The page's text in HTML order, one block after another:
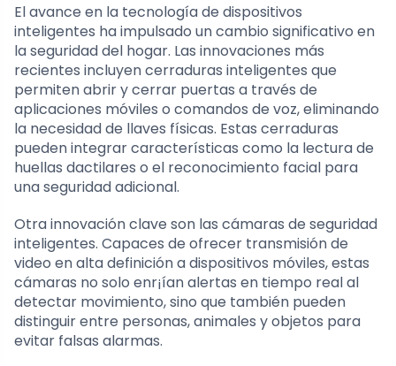
El avance en la tecnología de dispositivos
inteligentes ha impulsado un cambio significativo en
la seguridad del hogar. Las innovaciones más
recientes incluyen cerraduras inteligentes que
permiten abrir y cerrar puertas a través de
aplicaciones móviles o comandos de voz, eliminando
la necesidad de llaves físicas. Estas cerraduras
pueden integrar características como la lectura de
huellas dactilares o el reconocimiento facial para
una seguridad adicional.
Otra innovación clave son las cámaras de seguridad
inteligentes. Capaces de ofrecer transmisión de
video en alta definición a dispositivos móviles, estas
cámaras no solo enr¡ían alertas en tiempo real al
detectar movimiento, sino que también pueden
distinguir entre personas, animales y objetos para
evitar falsas alarmas.